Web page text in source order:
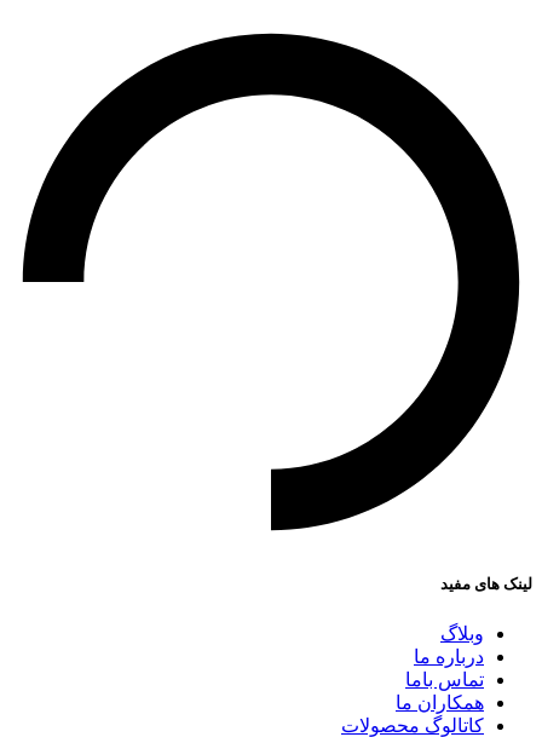
لینک های مفید
وبلاگ
درباره ما
تماس باما
همکاران ما
کاتالوگ محصولات